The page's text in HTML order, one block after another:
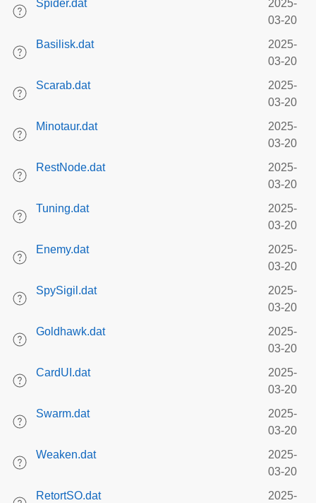
Spider.dat
2025-
03-20
Basilisk.dat
2025-
03-20
Scarab.dat
2025-
03-20
Minotaur.dat
2025-
03-20
RestNode.dat
2025-
03-20
Tuning.dat
2025-
03-20
Enemy.dat
2025-
03-20
SpySigil.dat
2025-
03-20
Goldhawk.dat
2025-
03-20
CardUI.dat
2025-
03-20
Swarm.dat
2025-
03-20
Weaken.dat
2025-
03-20
RetortSO.dat
2025-